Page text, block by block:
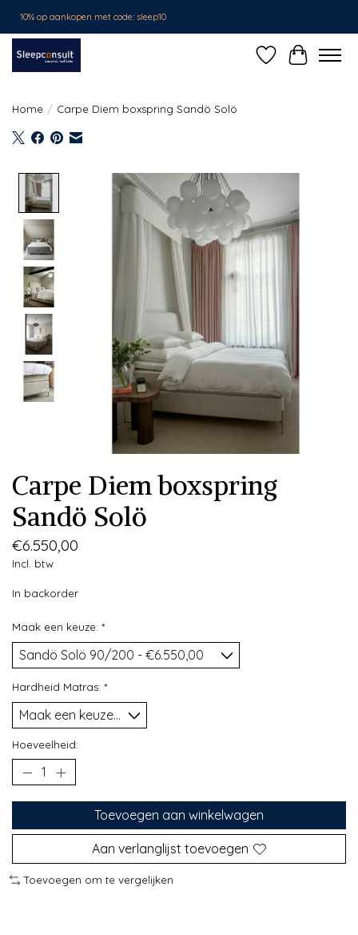
10% op aankopen met code: sleep10
Verlanglijst
Home / Carpe Diem boxspring Sandö Solö
Product image slideshow Items
Carpe Diem boxspring
Sandö Solö
€6.550,00
Incl. btw
In backorder
Maak een keuze: *
Hardheid Matras: *
Hoeveelheid:
Toevoegen aan winkelwagen
Aan verlanglijst toevoegen
Toevoegen om te vergelijken